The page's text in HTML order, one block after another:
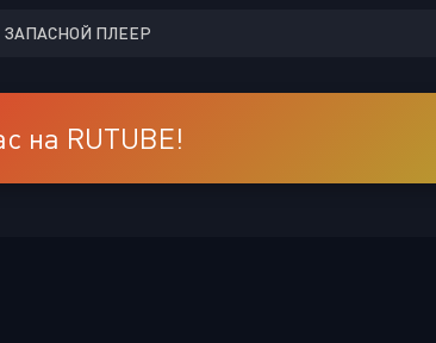
ЗАПАСНОЙ ПЛЕЕР
на RUTUBE!